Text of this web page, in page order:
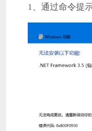
1、通过命令提